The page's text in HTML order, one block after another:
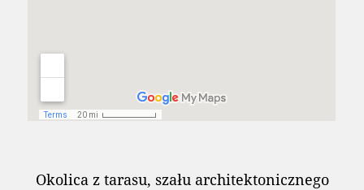
Okolica z tarasu, szału architektonicznego